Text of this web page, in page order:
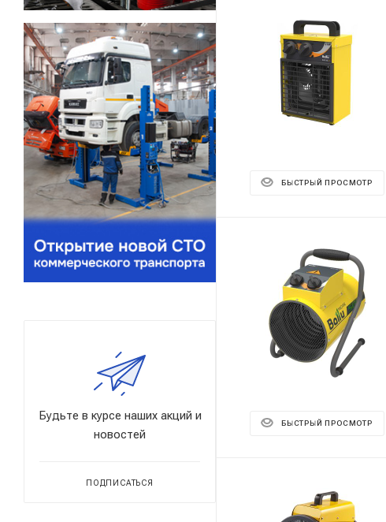
БЫСТРЫЙ ПРОСМОТР
БЫСТРЫЙ ПРОСМОТР
Будьте в курсе наших акций и
новостей
ПОДПИСАТЬСЯ